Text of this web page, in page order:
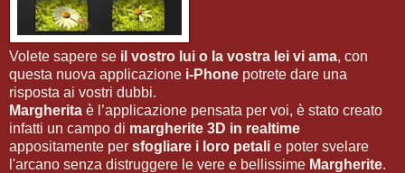
Volete sapere se il vostro lui o la vostra lei vi ama, con
questa nuova applicazione i-Phone potrete dare una
risposta ai vostri dubbi.
Margherita è l’applicazione pensata per voi, è stato creato
infatti un campo di margherite 3D in realtime
appositamente per sfogliare i loro petali e poter svelare
l'arcano senza distruggere le vere e bellissime Margherite.